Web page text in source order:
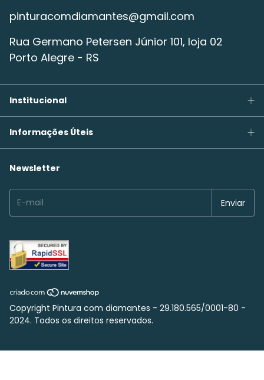
pinturacomdiamantes@gmail.com
Rua Germano Petersen Júnior 101, loja 02
Porto Alegre - RS
Institucional
Informações Úteis
Newsletter